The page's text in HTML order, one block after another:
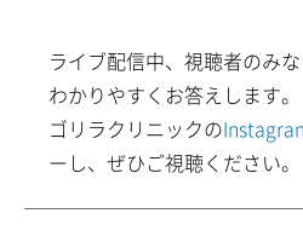
ライブ配信中、視聴者のみ
わかりやすくお答えします。
ゴリラクリニックの
ーし、ぜひご視聴ください。